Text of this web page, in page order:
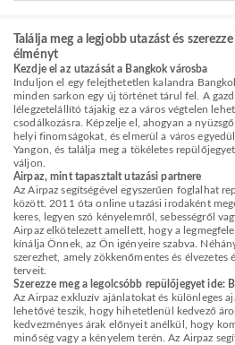
Találja meg a legjobb utazást és
élményt
Kezdje el az utazását a Bangkok városba
Induljon el egy felejthetetlen kalandra
minden sarkon egy új történet tárul fel. A
lélegzetelállító tájakig ez a város végtelen
csodálkozásra. Képzelje el, ahogyan a
helyi finomságokat, és elmerül a város
Yangon, és találja meg a tökéletes
váljon.
Airpaz, mint tapasztalt utazási partnere
Az Airpaz segítségével egyszerűen foglalhat
között. 2011 óta online utazási irodaként
keres, legyen szó kényelemről, sebességről
Airpaz elkötelezett amellett, hogy a
kínálja Önnek, az Ön igényeire szabva.
szerezhet, amely zökkenőmentes és élvezetes
terveit.
Szerezze meg a legolcsóbb repülőjegyet ide:
Az Airpaz exkluzív ajánlatokat és különleges
lehetővé teszik, hogy hihetetlenül kedvező
kedvezményes árak előnyeit anélkül, hogy
minőség vagy a kényelem terén. Az Airpaz